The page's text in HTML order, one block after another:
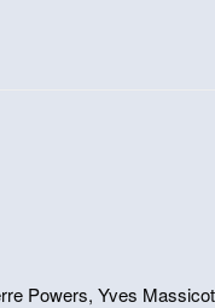
Powers, Yves